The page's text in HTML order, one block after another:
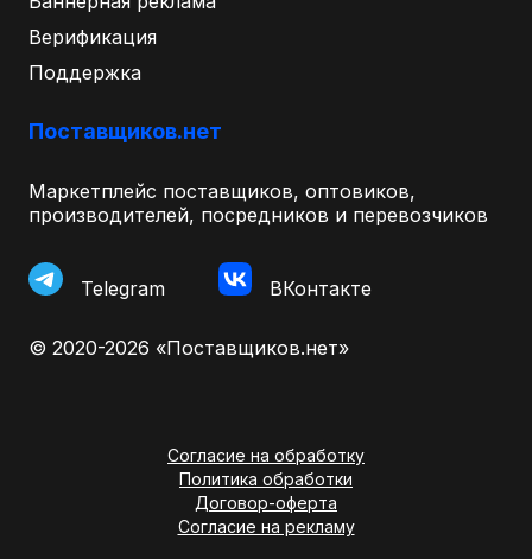
Верификация
Поддержка
Поставщиков.нет
Маркетплейс поставщиков, оптовиков,
производителей, посредников и перевозчиков
Telegram ВКонтакте
© 2020-2026 «Поставщиков.нет»
Согласие на обработку
Политика обработки
Договор-оферта
Согласие на рекламу